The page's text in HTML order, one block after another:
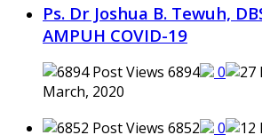
Ps. Dr Joshua B. Tewuh,
AMPUH COVID-19
6894 0
March, 2020
6852
0